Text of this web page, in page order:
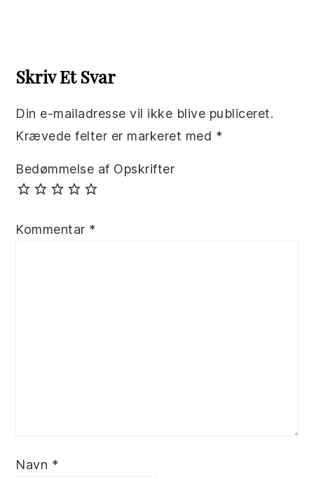
Interactions
Skriv Et Svar
Din e-mailadresse vil ikke blive publiceret.
Krævede felter er markeret med *
Bedømmelse af Opskrifter
Kommentar *
Navn *